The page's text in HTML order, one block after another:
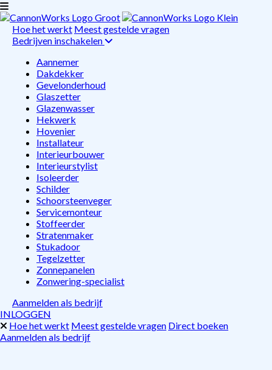
Hoe het werkt Meest gestelde vragen
Bedrijven inschakelen
Aannemer
Dakdekker
Gevelonderhoud
Glaszetter
Glazenwasser
Hekwerk
Hovenier
Installateur
Interieurbouwer
Interieurstylist
Isoleerder
Schilder
Schoorsteenveger
Servicemonteur
Stoffeerder
Stratenmaker
Stukadoor
Tegelzetter
Zonnepanelen
Zonwering-specialist
Aanmelden als bedrijf
INLOGGEN
Hoe het werkt Meest gestelde vragen Direct boeken
Aanmelden als bedrijf